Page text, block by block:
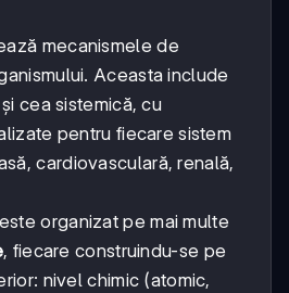
mecanismele de
Aceasta include
cea sistemică, cu
pentru fiecare sistem
cardiovasculară, renală,
organizat pe mai multe
, fiecare construindu-se pe
nivel chimic (atomic,